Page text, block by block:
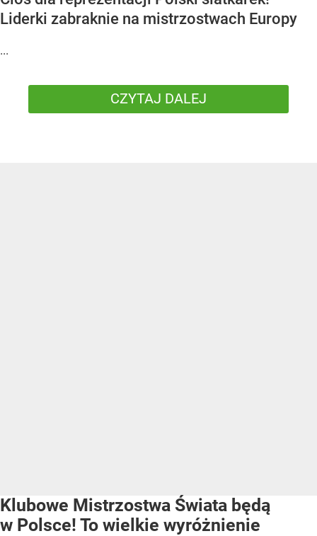
Liderki zabraknie na mistrzostwach Europy
...
CZYTAJ DALEJ
Klubowe Mistrzostwa Świata będą
w Polsce! To wielkie wyróżnienie